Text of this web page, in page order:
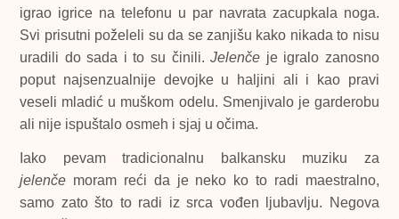
igrao igrice na telefonu u par navrata zacupkala noga.
Svi prisutni poželeli su da se zanjišu kako nikada to nisu
uradili do sada i to su činili.Jelenče je igralo zanosno
poput najsenzualnije devojke u haljini ali i kao pravi
veseli mladić u muškom odelu. Smenjivalo je garderobu
ali nije ispuštalo osmeh i sjaj u očima.
Iako pevam tradicionalnu balkansku muziku za
jelenče moram reći da je neko ko to radi maestralno,
samo zato što to radi iz srca vođen ljubavlju. Negova